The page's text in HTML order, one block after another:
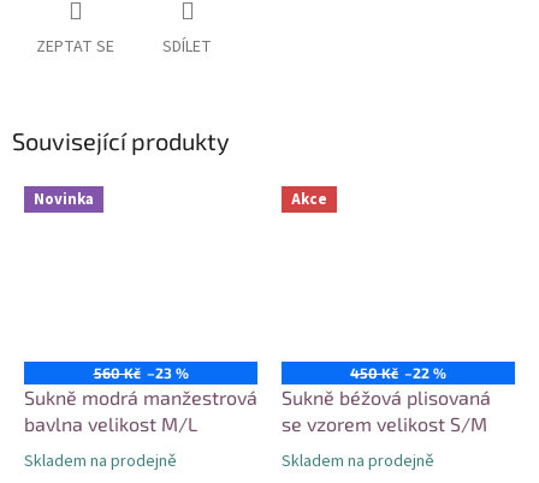
ZEPTAT SE SDÍLET
Související produkty
Novinka
560 Kč –23 %
Sukně modrá manžestrová
bavlna velikost M/L
Skladem na prodejně
Akce
450 Kč –22 %
Sukně béžová plisovaná
se vzorem velikost S/M
Skladem na prodejně